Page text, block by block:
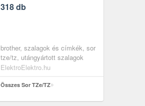
318 db
brother, szalagok és címkék, sor
tze/tz, utángyártott szalagok
ElektroElektro.hu
Összes Sor TZe/TZ